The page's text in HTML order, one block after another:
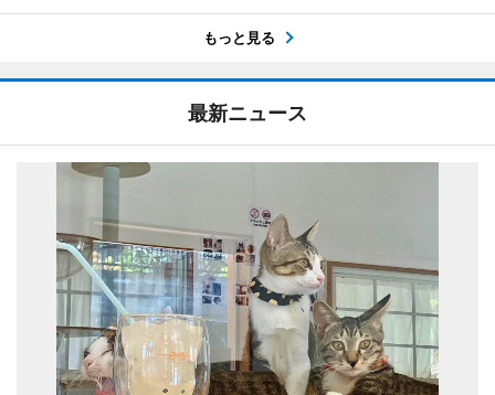
もっと見る
最新ニュース